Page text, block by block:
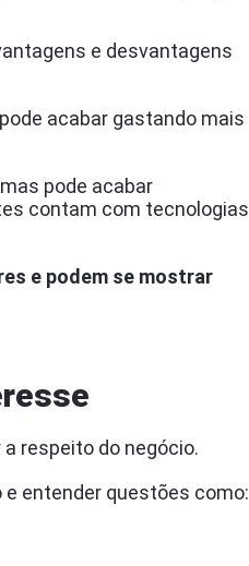
e desvantagens
acabar gastando mais
pode acabar
contam com tecnologias
e podem se mostrar
respeito do negócio.
entender questões como: